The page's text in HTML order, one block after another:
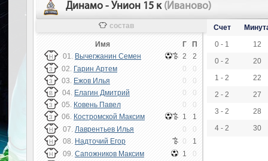
Динамо - Унион 15 к (Иваново)
состав
Имя Г П
Н 01. Вычегжанин Семен 2 2
З 02. Гарин Артем 0 0
З 03. Ежов Илья 0 0
В 04. Елагин Дмитрий 0 0
З 05. Ковень Павел 0 0
З 06. Костромской Максим 1 1
Н 07. Лаврентьев Илья 0 0
Н 08. Надточий Егор 0 1
Н 09. Сапожников Максим 1 0
Счет
0 - 1
12
0 - 2
20
1 - 2
22
2 - 2
27
3 - 2
28
4 - 2
30